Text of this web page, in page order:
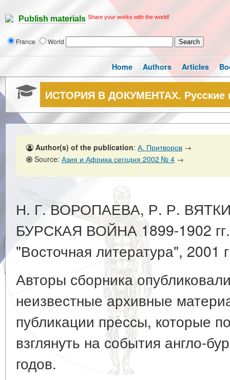
Publish materials Share your works with the world!
France World
Home Authors Articles
ИСТОРИЯ В ДОКУМЕНТАХ. Русские
Author(s) of the publication: А. Притворов →
Source: Азия и Африка сегодня 2002 № 4 →
Н. Г. ВОРОПАЕВА, Р. Р.
БУРСКАЯ ВОЙНА 1899-1902
"Восточная литература", 2001
Авторы сборника
неизвестные архивные
публикации прессы, которые
взглянуть на события англо-
годов.